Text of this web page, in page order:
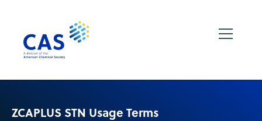
ZCAPLUS STN Usage Terms